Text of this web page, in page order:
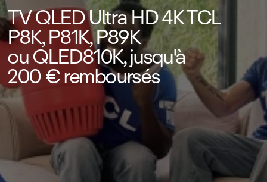
TV QLED Ultra HD 4K TCL
P8K, P81K, P89K
ou QLED810K, jusqu'à
200 € remboursés